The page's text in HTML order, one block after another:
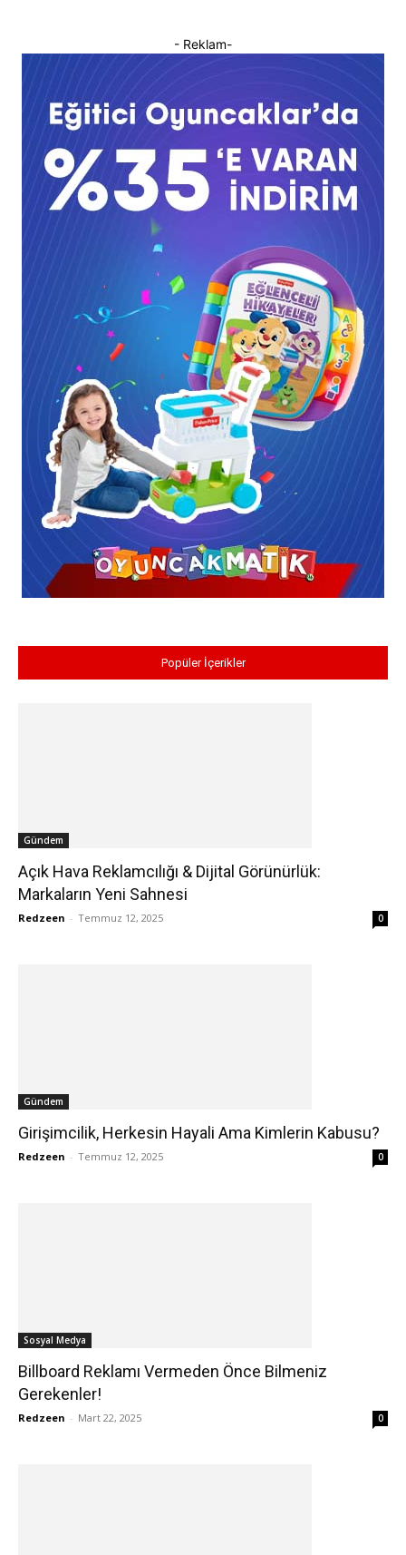
- Reklam-
Popüler İçerikler
Gündem
Açık Hava Reklamcılığı & Dijital Görünürlük:
Markaların Yeni Sahnesi
Redzeen - Temmuz 12, 2025 0
Gündem
Girişimcilik, Herkesin Hayali Ama Kimlerin Kabusu?
Redzeen - Temmuz 12, 2025 0
Sosyal Medya
Billboard Reklamı Vermeden Önce Bilmeniz
Gerekenler!
Redzeen - Mart 22, 2025 0